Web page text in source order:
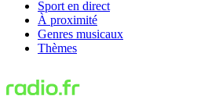
Sport en direct
À proximité
Genres musicaux
Thèmes